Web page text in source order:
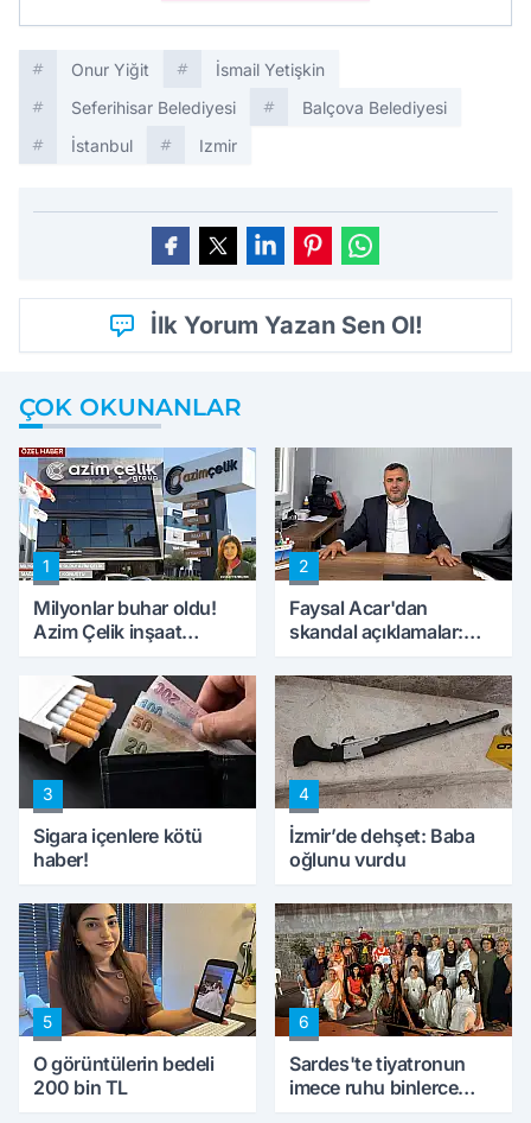
Onur Yiğit
İsmail Yetişkin
Seferihisar Belediyesi
Balçova Belediyesi
İstanbul
Izmir
İlk Yorum Yazan Sen Ol!
ÇOK OKUNANLAR
1
Milyonlar buhar oldu!
Azim Çelik inşaat
konuştu
2
Faysal Acar'dan
skandal açıklamalar:
peynircilerimizi de
kıskaca aldı, müdahale
ettik'
3
Sigara içenlere kötü
haber!
4
İzmir’de dehşet: Baba
oğlunu vurdu
5
O görüntülerin bedeli
200 bin TL
6
Sardes'te tiyatronun
imece ruhu binlerce